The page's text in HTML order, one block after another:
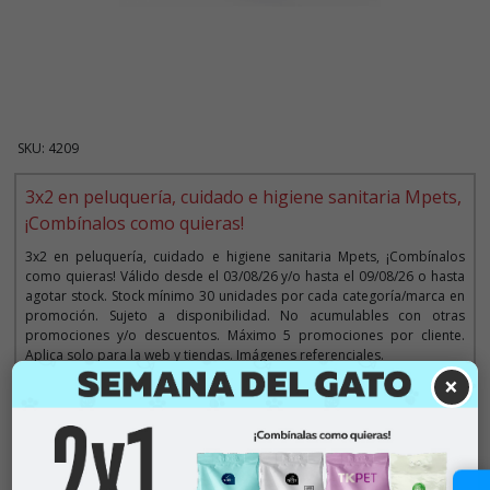
SKU: 4209
3x2 en peluquería, cuidado e higiene sanitaria Mpets,
¡Combínalos como quieras!
3x2 en peluquería, cuidado e higiene sanitaria Mpets, ¡Combínalos
como quieras! Válido desde el 03/08/26 y/o hasta el 09/08/26 o hasta
agotar stock. Stock mínimo 30 unidades por cada categoría/marca en
promoción. Sujeto a disponibilidad. No acumulables con otras
promociones y/o descuentos. Máximo 5 promociones por cliente.
Aplica solo para la web y tiendas. Imágenes referenciales.
Descripción
×